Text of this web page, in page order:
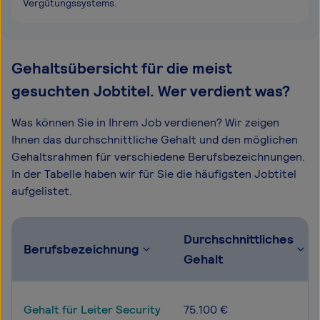
Vergütungssystems.
Gehaltsübersicht für die meist
gesuchten Jobtitel. Wer verdient was?
Was können Sie in Ihrem Job verdienen? Wir zeigen
Ihnen das durchschnittliche Gehalt und den möglichen
Gehaltsrahmen für verschiedene Berufsbezeichnungen.
In der Tabelle haben wir für Sie die häufigsten Jobtitel
aufgelistet.
Berufsbezeichnung
Durchschnittliches
Gehalt
Gehalt für Leiter Security 75.100 €